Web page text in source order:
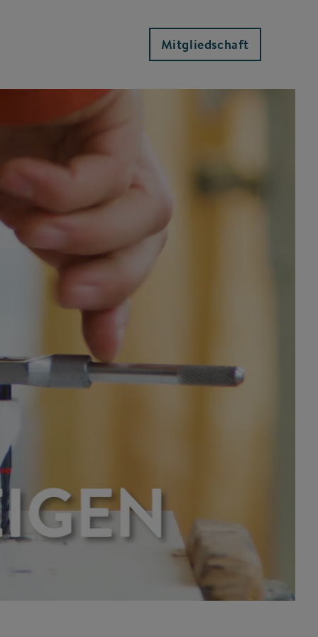
Mitgliedschaft